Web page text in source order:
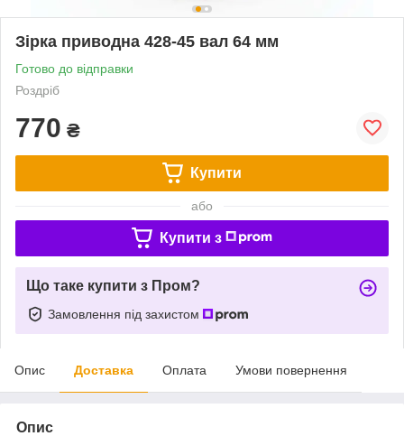
Зірка приводна 428-45 вал 64 мм
Готово до відправки
Роздріб
770 ₴
Купити
або
Купити з
Що таке купити з Пром?
Замовлення під захистом
Опис Доставка Оплата Умови повернення
Опис